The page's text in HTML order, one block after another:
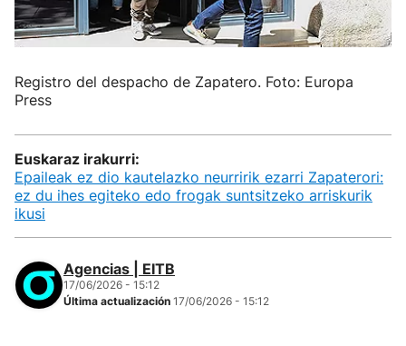
Registro del despacho de Zapatero. Foto: Europa
Press
Euskaraz irakurri:
Epaileak ez dio kautelazko neurririk ezarri Zapaterori:
ez du ihes egiteko edo frogak suntsitzeko arriskurik
ikusi
Agencias | EITB
17/06/2026 - 15:12
Última actualización 17/06/2026 - 15:12